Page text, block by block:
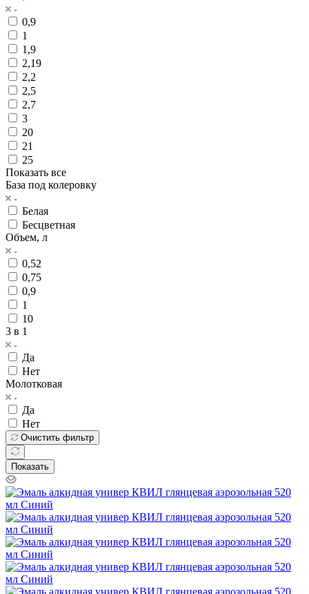
0,9
1
1,9
2,19
2,2
2,5
2,7
3
20
21
25
Показать все
База под колеровку
Белая
Бесцветная
Объем, л
0,52
0,75
0,9
1
10
3 в 1
Да
Нет
Молотковая
Да
Нет
Очистить фильтр
Показать